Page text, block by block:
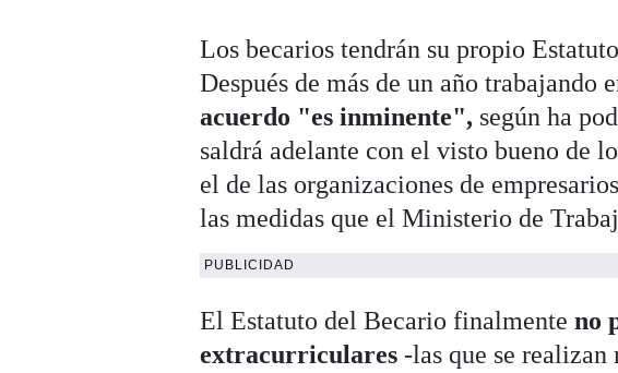
Los becarios tendrán su propio
Después de más de un año trabajando
acuerdo "es inminente", según ha
saldrá adelante con el visto bueno de
el de las organizaciones de
las medidas que el Ministerio de
PUBLICIDAD
El Estatuto del Becario finalmenteno
extracurriculares -las que se